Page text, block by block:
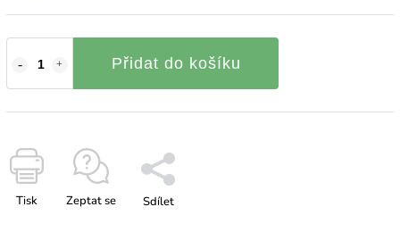
Přidat do košíku
Tisk Zeptat se Sdílet